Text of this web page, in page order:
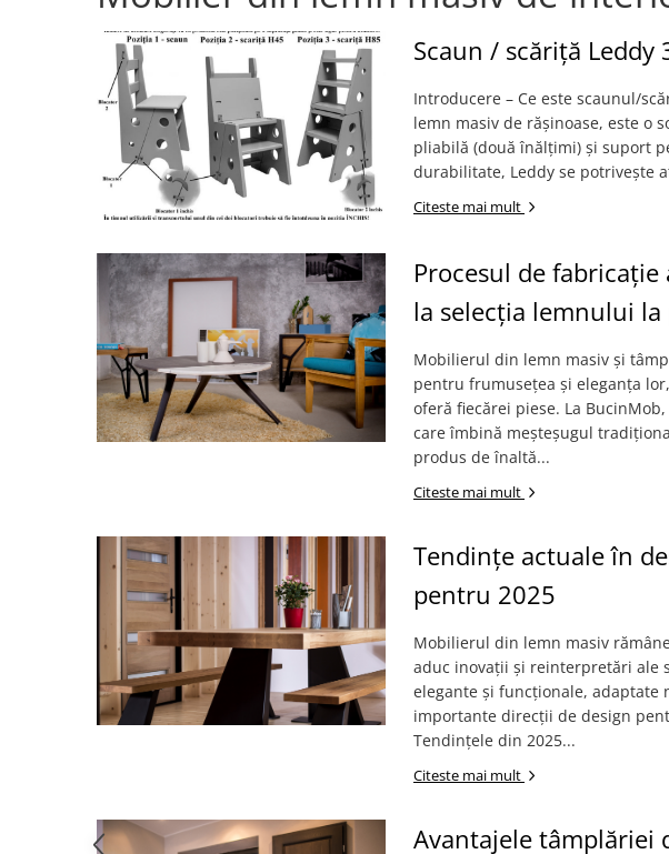
Scaun / scăriță Leddy
Introducere – Ce este scaunul/
lemn masiv de rășinoase, este o
pliabilă (două înălțimi) și suport
durabilitate, Leddy se potrivește
Citeste mai mult
Procesul de
la selecția lemnului
Mobilierul din lemn masiv și
pentru frumusețea și eleganța
oferă fiecărei piese. La
care îmbină meșteșugul
produs de înaltă...
Citeste mai mult
Tendințe actuale în
pentru 2025
Mobilierul din lemn masiv
aduc inovații și reinterpretări ale
elegante și funcționale, adaptate
importante direcții de design
Tendințele din 2025...
Citeste mai mult
Avantajele tâmplăriei